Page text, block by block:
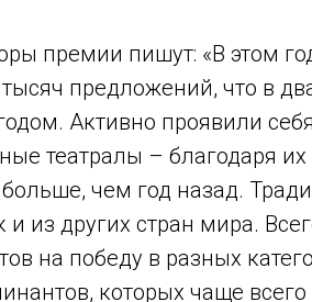
премии пишут: «В этом
предложений, что в
Активно проявили
театралы – благодаря
чем год назад.
и из других стран мира.
на победу в разных
которых чаще